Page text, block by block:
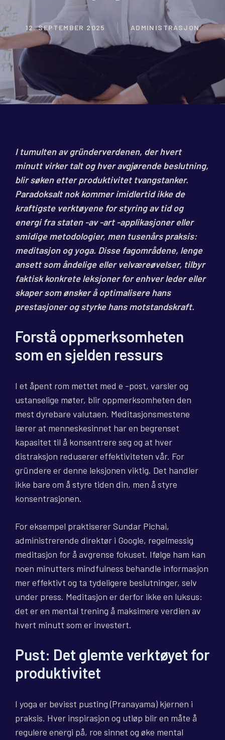
12. SEPTEMBER 2025 ADMINISTRASJON
I tumulten av gründerverdenen, der hvert
minutt virker talt og hver avgjørende beslutning,
blir søken etter produktivitet tvangstanker.
Paradoksalt nok kommer imidlertid ikke de
kraftigste verktøyene for styring av tid og
energi fra staten -av -art -applikasjoner eller
smidige metodologier, men tusenårs praksis:
meditasjon og yoga. Disse fagområdene, lenge
ansett som åndelige eller velværeøvelser, tilbyr
faktisk konkrete leksjoner for enhver leder eller
skaper som ønsker å optimalisere hans
prestasjoner og styrke hans motstandskraft.
Forstå oppmerksomheten
som en sjelden ressurs
I et åpent rom mettet med e -post, varsler og
ustanselige møter, blir oppmerksomheten den
mest dyrebare valutaen. Meditasjonsmestene
lærer at menneskesinnet har en begrenset
kapasitet til å konsentrere seg og at hver
distraksjon reduserer effektiviteten vår. For
gründere er denne leksjonen viktig. Det handler
ikke bare om å styre tiden din, men å styre
konsentrasjonen.
For eksempel praktiserer Sundar Pichai,
administrerende direktør i Google, regelmessig
meditasjon for å avgrense fokuset. Ifølge ham kan
noen minutters mindfulness behandle informasjon
mer effektivt og ta tydeligere beslutninger, selv
under press. Meditasjon er derfor ikke en luksus:
det er en mental trening å maksimere verdien av
hvert minutt som er investert.
Pust: Det glemte verktøyet for
produktivitet
I yoga er bevisst pusting (Pranayama) kjernen i
praksis. Hver inspirasjon og utløp blir en måte å
regulere energi på, roe sinnet og øke mental